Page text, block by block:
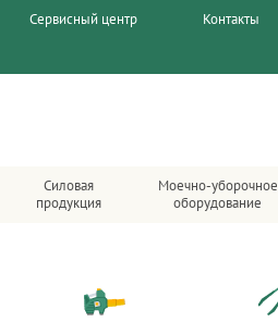
Сервисный центр Контакты
Силовая
продукция
Моечно-уборочное
оборудование